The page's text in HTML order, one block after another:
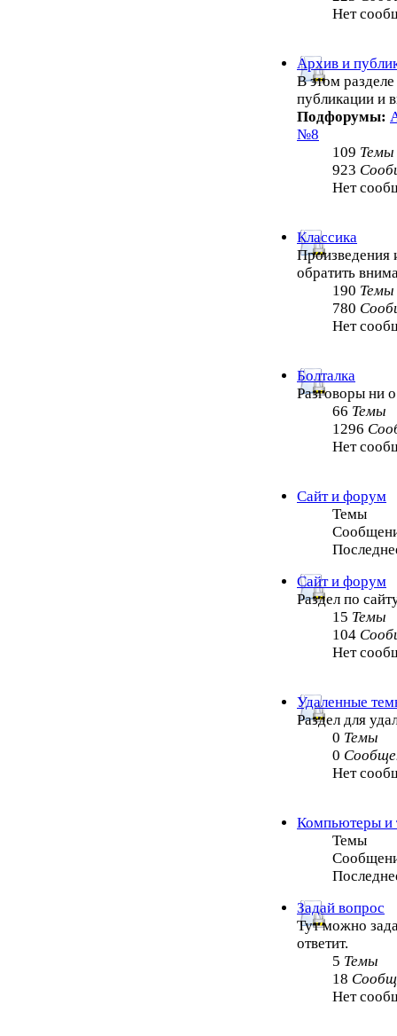
Нет
Архив и
В этом
публикации и
Подфорумы:
№8
109 Темы
923
Нет
Классика
Произведения
обратить
190 Темы
780
Нет
Болталка
Разговоры ни
66 Темы
1296
Нет
Сайт и форум
Темы
Сайт и форум
Раздел по
15 Темы
104
Нет
Удаленные
Раздел для
0 Темы
0
Нет
Компьютеры и
Темы
Задай вопрос
Тут можно
ответит.
5 Темы
18
Нет